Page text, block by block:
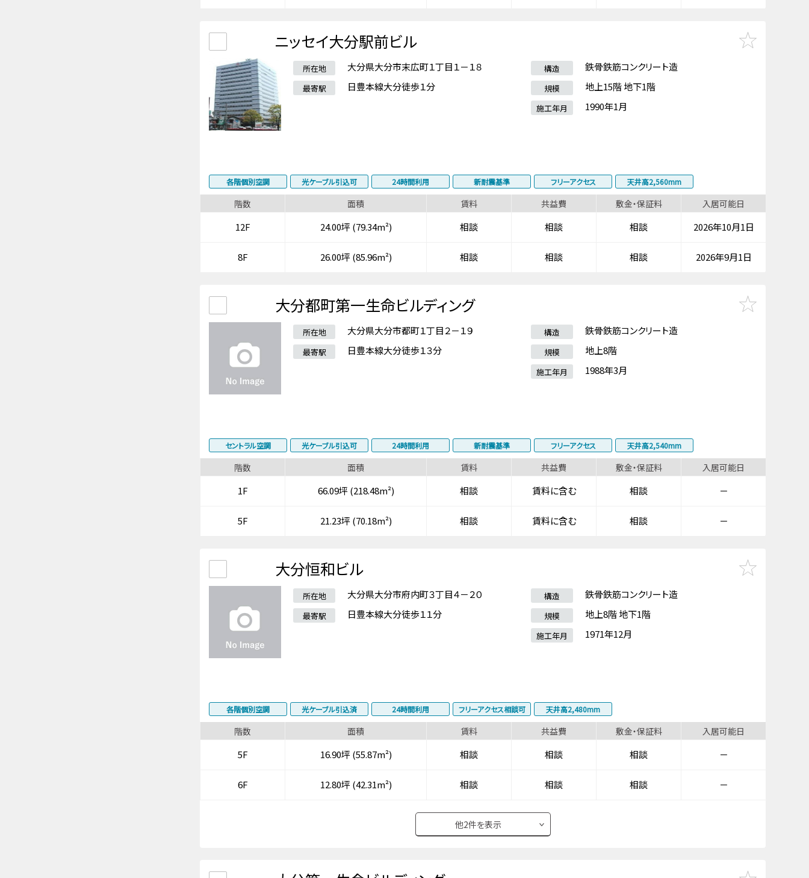
ニッセイ大分駅前ビル
所在地 大分県大分市末広町１丁目１－１８
最寄駅 日豊本線大分徒歩１分
構造 鉄骨鉄筋コンクリート造
規模 地上15階 地下1階
施工年月 1990年1月
各階個別空調 光ケーブル引込可 24時間利用 新耐震基準 フリーアクセス 天井高2,560mm
階数 面積 賃料 共益費 敷金・保証料 入居可能日
12F 24.00坪 (79.34m²) 相談 相談 相談 2026年10月1日
8F 26.00坪 (85.96m²) 相談 相談 相談 2026年9月1日
大分都町第一生命ビルディング
所在地 大分県大分市都町１丁目２－１９
最寄駅 日豊本線大分徒歩１３分
構造 鉄骨鉄筋コンクリート造
規模 地上8階
施工年月 1988年3月
セントラル空調 光ケーブル引込可 24時間利用 新耐震基準 フリーアクセス 天井高2,540mm
階数 面積 賃料 共益費 敷金・保証料 入居可能日
1F 66.09坪 (218.48m²) 相談 賃料に含む 相談 －
5F 21.23坪 (70.18m²) 相談 賃料に含む 相談 －
大分恒和ビル
所在地 大分県大分市府内町３丁目４－２０
最寄駅 日豊本線大分徒歩１１分
構造 鉄骨鉄筋コンクリート造
規模 地上8階 地下1階
施工年月 1971年12月
各階個別空調 光ケーブル引込済 24時間利用 フリーアクセス相談可 天井高2,480mm
階数 面積 賃料 共益費 敷金・保証料 入居可能日
5F 16.90坪 (55.87m²) 相談 相談 相談 －
6F 12.80坪 (42.31m²) 相談 相談 相談 －
他2件を表示